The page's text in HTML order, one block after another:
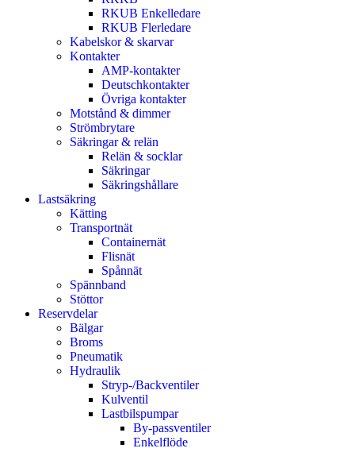
RKUB Enkelledare
RKUB Flerledare
Kabelskor & skarvar
Kontakter
AMP-kontakter
Deutschkontakter
Övriga kontakter
Motstånd & dimmer
Strömbrytare
Säkringar & relän
Relän & socklar
Säkringar
Säkringshållare
Lastsäkring
Kätting
Transportnät
Containernät
Flisnät
Spånnät
Spännband
Stöttor
Reservdelar
Bälgar
Broms
Pneumatik
Hydraulik
Stryp-/Backventiler
Kulventil
Lastbilspumpar
By-passventiler
Enkelflöde